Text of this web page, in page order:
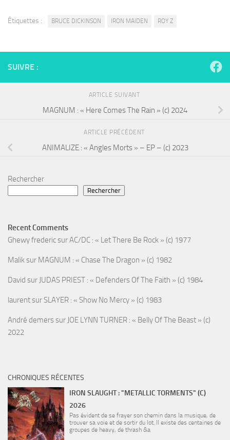
Étiquettes : BRUCE DICKINSON IRON MAIDEN ROY Z
SUIVRE :
ARTICLE SUIVANT
MAGNUM : « Here Comes The Rain » (c) 2024
ARTICLE PRÉCÉDENT
ANIMALIZE : « Angles Morts » – EP – (c) 2023
Rechercher
Rechercher
Recent Comments
Ghewy fredericsurAC/DC : « Let There Be Rock » (c) 1977
Maliksur MAGNUM : « Chase The Dragon » (c) 1982
David sur JUDAS PRIEST : « Defenders Of The Faith » (c) 1984
laurentsur SLAYER : « Show No Mercy » (c) 1983
André demerssur JOE LYNN TURNER : « Belly Of The Beast » (c)
2022
CHRONIQUES RÉCENTES
IRON SLAUGHT : "METALLIC TORMENTS" (C)
2026
Pas évident de se frayer son chemin dans la musique, de
trouver sa voie et de sortir du lot. Il existe des centaines de
groupes de heavy, de thrash &a